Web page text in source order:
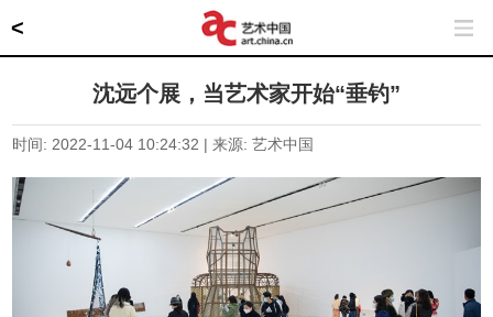
<
沈远个展，当艺术家开始“垂钓”
时间: 2022-11-04 10:24:32 | 来源: 艺术中国